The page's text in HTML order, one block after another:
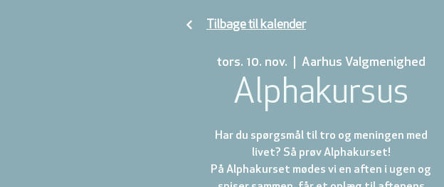
tors. 10. nov.
  |
Aarhus Valgmenighed
Alphakursus
Har du spørgsmål til tro og meningen med
livet? Så prøv Alphakurset!
På Alphakurset mødes vi en aften i ugen og
Tilbage til kalender